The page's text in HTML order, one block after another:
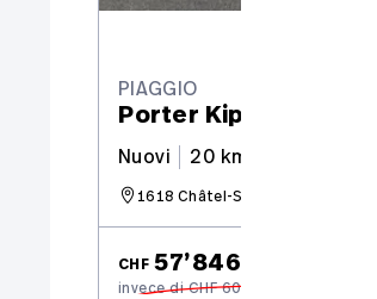
PIAGGIO
Porter Kipper NPE Top
Nuovi 20 km
1618 Châtel-St-Denis
CHF 57’846.–
invece di CHF 60’346.–